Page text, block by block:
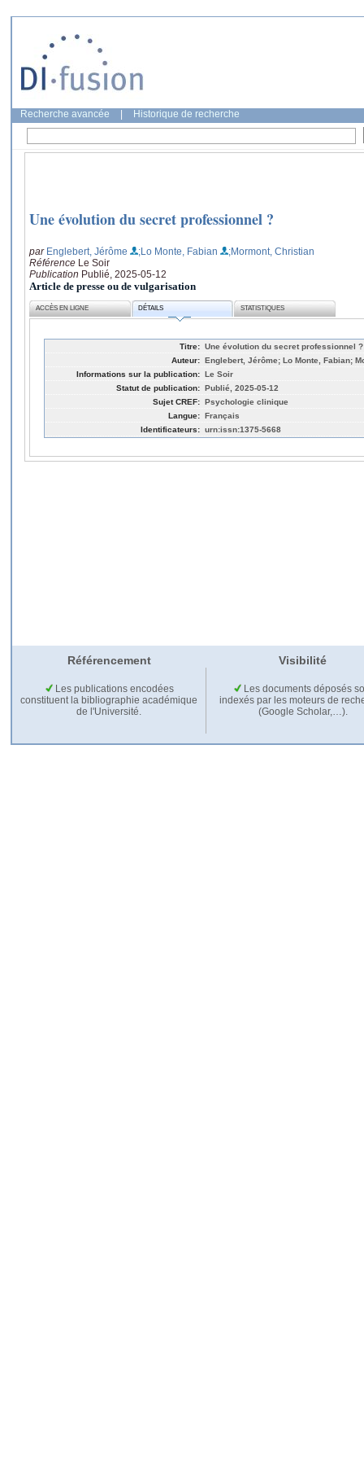
Recherche avancée Historique de recherche
Une évolution du secret professionnel ?
par Englebert, Jérôme ;Lo Monte, Fabian
;Mormont, Christian
Référence Le Soir
Publication Publié, 2025-05-12
Article de presse ou de vulgarisation
ACCÈS EN LIGNE DÉTAILS STATISTIQUES
Titre: Une évolution du secret professionnel ?
Auteur: Englebert, Jérôme; Lo Monte, Fabian;
Informations sur la publication: Le Soir
Statut de publication: Publié, 2025-05-12
Sujet CREF: Psychologie clinique
Langue: Français
Identificateurs: urn:issn:1375-5668
Référencement Visibilité
Les publications encodées
constituent la bibliographie académique
de l'Université.
Les documents déposés
indexés par les moteurs de
(Google Scholar,…).